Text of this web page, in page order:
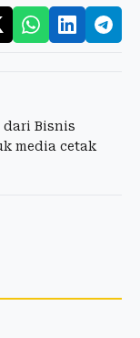
Bisnis
media cetak